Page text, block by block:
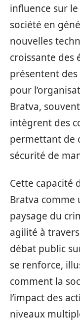
influence sur
société en
nouvelles
croissante des
présentent
pour
Bratva,
intègrent des
permettant de
sécurité de
Cette capacité
Bratva comme
paysage du
agilité à
débat public
se renforce,
comment la
l’impact des
niveaux